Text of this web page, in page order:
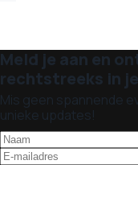
Meld je aan en
rechtstreeks in
Mis geen spannende
unieke updates!